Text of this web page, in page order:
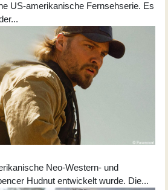
US-amerikanische Fernsehserie. Es
...
Neo-Western- und
Hudnut entwickelt wurde. Die...